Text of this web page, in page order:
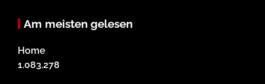
Am meisten gelesen
Home
1.083.278